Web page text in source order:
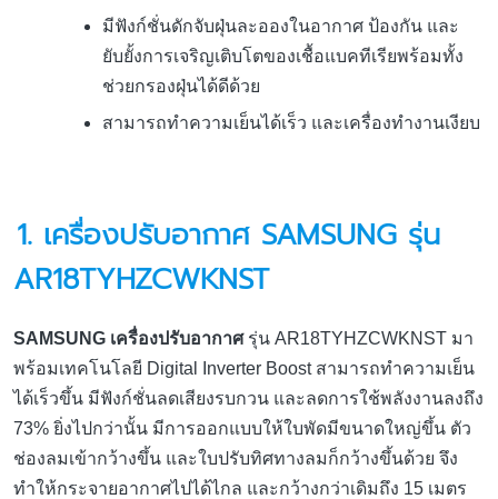
มีฟังก์ชั่นดักจับฝุ่นละอองในอากาศ ป้องกัน และ
ยับยั้งการเจริญเติบโตของเชื้อแบคทีเรียพร้อมทั้ง
ช่วยกรองฝุ่นได้ดีด้วย
สามารถทำความเย็นได้เร็ว และเครื่องทำงานเงียบ
1. เครื่องปรับอากาศ SAMSUNG รุ่น
AR18TYHZCWKNST
SAMSUNG เครื่องปรับอากาศรุ่น AR18TYHZCWKNST มา
พร้อมเทคโนโลยี Digital Inverter Boost สามารถทำความเย็น
ได้เร็วขึ้น มีฟังก์ชั่นลดเสียงรบกวน และลดการใช้พลังงานลงถึง
73% ยิ่งไปกว่านั้น มีการออกแบบให้ใบพัดมีขนาดใหญ่ขึ้น ตัว
ช่องลมเข้ากว้างขึ้น และใบปรับทิศทางลมก็กว้างขึ้นด้วย จึง
ทำให้กระจายอากาศไปได้ไกล และกว้างกว่าเดิมถึง 15 เมตร